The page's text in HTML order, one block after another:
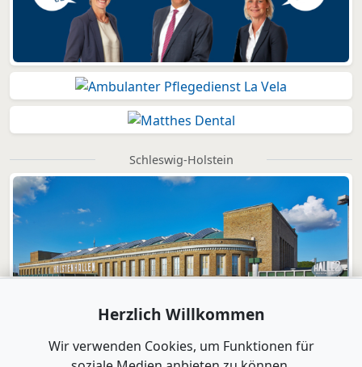
Schleswig-Holstein
Herzlich Willkommen
Wir verwenden Cookies, um Funktionen für